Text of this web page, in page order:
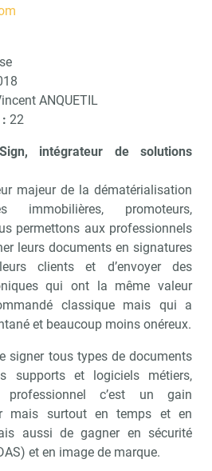
ANQUETIL
22
intégrateur de solutions
majeur de la dématérialisation
promoteurs,
permettons aux professionnels
leurs documents en signatures
clients et d’envoyer des
qui ont la même valeur
classique mais qui a
et beaucoup moins onéreux.
signer tous types de documents
supports et logiciels métiers,
professionnel c’est un gain
mais surtout en temps et en
aussi de gagner en sécurité
et en image de marque.